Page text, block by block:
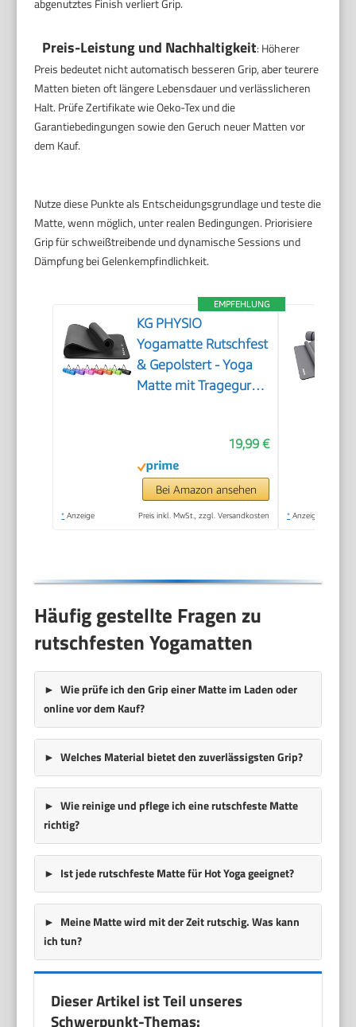
Preis-Leistung und Nachhaltigkeit: Höherer
Preis bedeutet nicht automatisch besseren Grip, aber teurere
Matten bieten oft längere Lebensdauer und verlässlicheren
Halt. Prüfe Zertifikate wie Oeko-Tex und die
Garantiebedingungen sowie den Geruch neuer Matten vor
dem Kauf.
Nutze diese Punkte als Entscheidungsgrundlage und teste die
Matte, wenn möglich, unter realen Bedingungen. Priorisiere
Grip für schweißtreibende und dynamische Sessions und
Dämpfung bei Gelenkempfindlichkeit.
EMPFEHLUNG
KG PHYSIO
Yogamatte Rutschfest
& Gepolstert - Yoga
Matte mit Tragegurt,
Gymnastikmatte, Gym
Matte, Pilates Matte,
Fitness Matte,
19,99 €
Bei Amazon ansehen
* Anzeige Preis inkl. MwSt., zzgl. Versandkosten * Anzeige
Häufig gestellte Fragen zu
rutschfesten Yogamatten
Wie prüfe ich den Grip einer Matte im Laden oder
online vor dem Kauf?
Welches Material bietet den zuverlässigsten Grip?
Wie reinige und pflege ich eine rutschfeste Matte
richtig?
Ist jede rutschfeste Matte für Hot Yoga geeignet?
Meine Matte wird mit der Zeit rutschig. Was kann
ich tun?
Dieser Artikel ist Teil unseres
Schwerpunkt-Themas: